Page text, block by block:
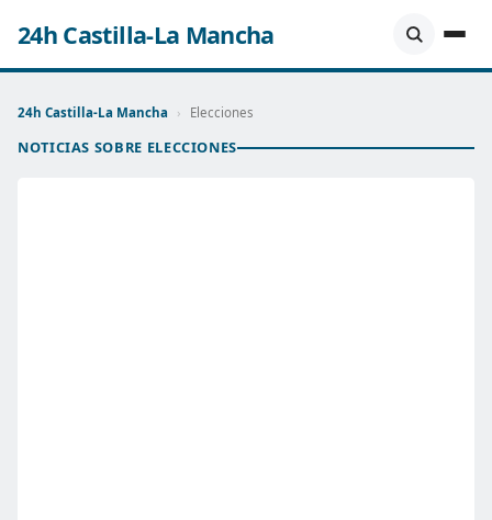
24h Castilla-La Mancha
24h Castilla-La Mancha › Elecciones
NOTICIAS SOBRE ELECCIONES